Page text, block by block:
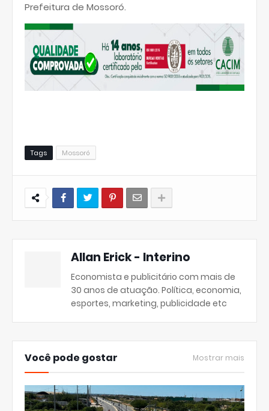
Prefeitura de Mossoró.
Tags Mossoró
Allan Erick - Interino
Economista e publicitário com mais de
30 anos de atuação. Política, economia,
esportes, marketing, publicidade etc
Você pode gostar Mostrar mais